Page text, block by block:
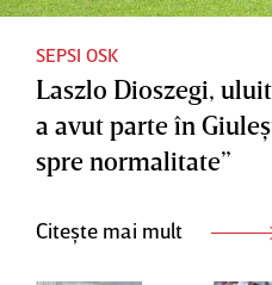
poartă”
SEPSI OSK
Laszlo Dioszegi,
a avut parte în
spre normalitate”
Citește mai mult